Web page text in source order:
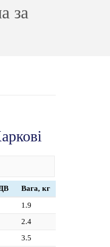
за
Вага, кг
1.9
2.4
3.5